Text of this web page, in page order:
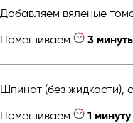
Добавляем вяленые
Помешиваем
3
Шпинат (без жидкости),
Помешиваем
1 минуту